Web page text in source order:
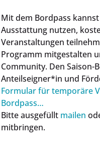
Mit dem Bordpass
Ausstattung nutzen,
Veranstaltungen
Programm mitgestalten
Community. Den Saison-
Anteilseigner*in und
Formular für temporäre
Bordpass…
Bitte ausgefüllt mailen
mitbringen.